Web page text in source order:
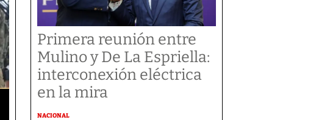
Primera reunión entre
Mulino y De La Espriella:
interconexión eléctrica
en la mira
NACIONAL